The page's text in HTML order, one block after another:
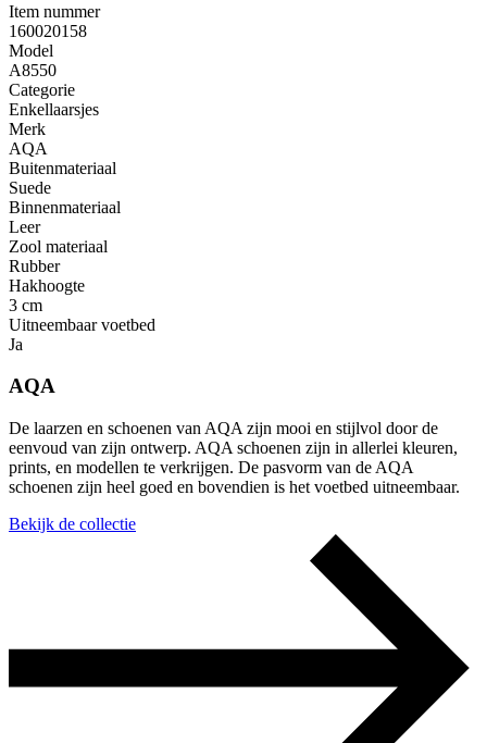
Item nummer
160020158
Model
A8550
Categorie
Enkellaarsjes
Merk
AQA
Buitenmateriaal
Suede
Binnenmateriaal
Leer
Zool materiaal
Rubber
Hakhoogte
3 cm
Uitneembaar voetbed
Ja
AQA
De laarzen en schoenen van AQA zijn mooi en stijlvol door de
eenvoud van zijn ontwerp. AQA schoenen zijn in allerlei kleuren,
prints, en modellen te verkrijgen. De pasvorm van de AQA
schoenen zijn heel goed en bovendien is het voetbed uitneembaar.
Bekijk de collectie